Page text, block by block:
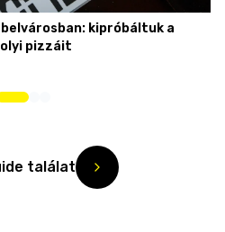
kipróbáltuk a
pizzáit
találat